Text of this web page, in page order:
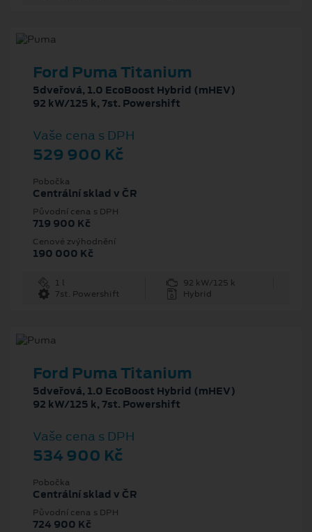
Ford Puma Titanium
5dveřová, 1.0 EcoBoost Hybrid (mHEV)
92 kW/125 k, 7st. Powershift
Vaše cena s DPH
529 900 Kč
Pobočka
Centrální sklad v ČR
Původní cena s DPH
719 900 Kč
Cenové zvýhodnění
190 000 Kč
1 l
92 kW/125 k
7st. Powershift
Hybrid
Ford Puma Titanium
5dveřová, 1.0 EcoBoost Hybrid (mHEV)
92 kW/125 k, 7st. Powershift
Vaše cena s DPH
534 900 Kč
Pobočka
Centrální sklad v ČR
Původní cena s DPH
724 900 Kč